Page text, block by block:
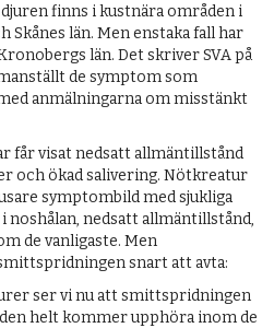
finns i kustnära områden i
Skånes län. Men enstaka fall har
län. Det skriver SVA på
de symptom som
anmälningarna om misstänkt
får visat nedsatt allmäntillstånd
och ökad salivering. Nötkreatur
symptombild med sjukliga
noshålan, nedsatt allmäntillstånd,
de vanligaste. Men
snart att avta:
ser vi nu att smittspridningen
helt kommer upphöra inom de